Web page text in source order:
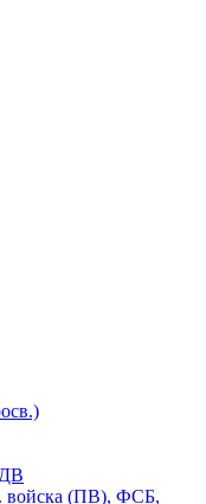
войска (ПВ), ФСБ,